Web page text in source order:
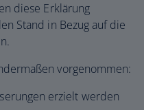
diese Erklärung
Stand in Bezug auf die
vorgenommen:
erzielt werden